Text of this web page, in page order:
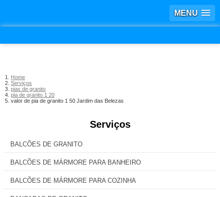
MENU
Home
Serviços
pias de granito
pia de granito 1 20
valor de pia de granito 1 50 Jardim das Belezas
Serviços
BALCÕES DE GRANITO
BALCÕES DE MÁRMORE PARA BANHEIRO
BALCÕES DE MÁRMORE PARA COZINHA